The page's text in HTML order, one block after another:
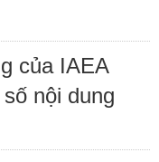
của IAEA
nội dung